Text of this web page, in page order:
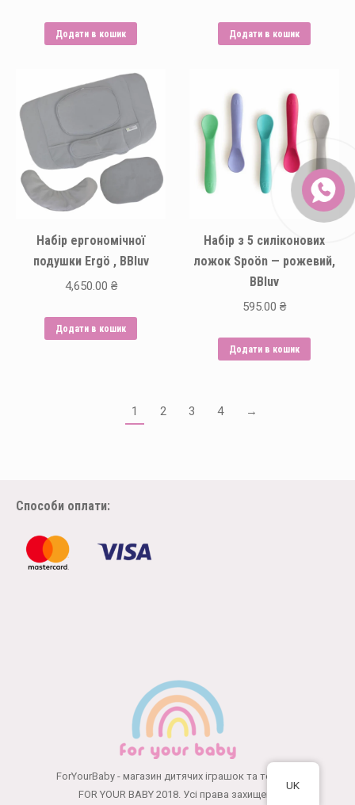
Додати в кошик Додати в кошик
Набір ергономічної
подушки Ergö , BBluv
4,650.00 ₴
Додати в кошик
Набір з 5 силіконових
ложок Spoön — рожевий,
BBluv
595.00 ₴
Додати в кошик
1 2 3 4 →
Способи оплати:
ForYourBaby - магазин дитячих іграшок та товарів
FOR YOUR BABY 2018. Усі права захищені.
UK